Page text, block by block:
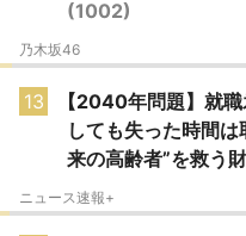
(1002)
乃木坂46
13
【2040年問題】就
しても失った時間
来の高齢者”を救う
ニュース速報+